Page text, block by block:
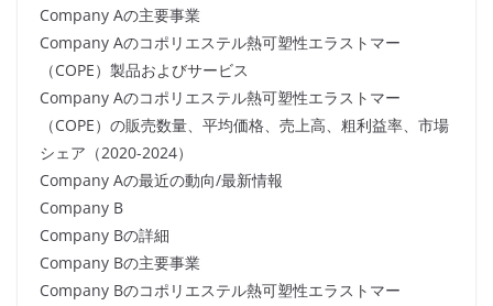
Company Aの主要事業
Company Aのコポリエステル熱可塑性エラストマー
（COPE）製品およびサービス
Company Aのコポリエステル熱可塑性エラストマー
（COPE）の販売数量、平均価格、売上高、粗利益率、市場
シェア（2020-2024）
Company Aの最近の動向/最新情報
Company B
Company Bの詳細
Company Bの主要事業
Company Bのコポリエステル熱可塑性エラストマー